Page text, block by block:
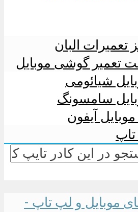
تعمیرات البان
تعمیر گوشی موبایل
شیائومی
سامسونگ
آیفون